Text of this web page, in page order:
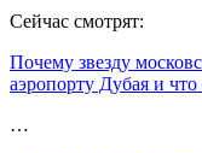
Сейчас смотрят:
Почему звезду
аэропорту Дубая и что
…